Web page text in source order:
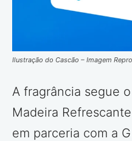
Ilustração do Cascão – Imagem
A fragrância segue
Madeira
em parceria com a